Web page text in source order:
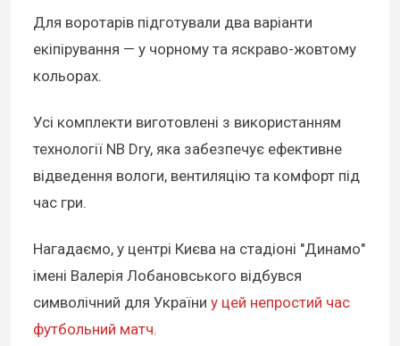
Для воротарів підготували два варіанти
екіпірування — у чорному та яскраво-жовтому
кольорах.
Усі комплекти виготовлені з використанням
технології NB Dry, яка забезпечує ефективне
відведення вологи, вентиляцію та комфорт під
час гри.
Нагадаємо, у центрі Києва на стадіоні "Динамо"
імені Валерія Лобановського відбувся
символічний для України у цей непростий час
футбольний матч.